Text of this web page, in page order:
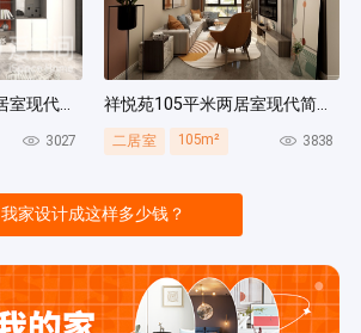
海域香庭120平米三居室现代简约风装修案例
3027
祥悦苑105平米两居室现代简约风装修案例
二居室 105m² 3838
我家设计成这样多少钱？